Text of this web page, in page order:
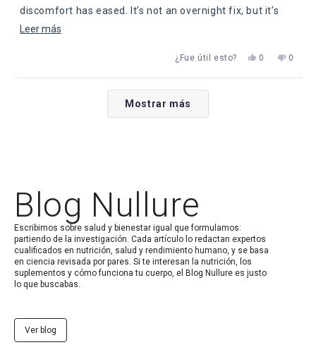
discomfort has eased. It’s not an overnight fix, but it’s
been worth the patience.
Leer más
esta
¿Fue útil esto?
Sí,
reseña
0
votaron
No,
reseña
0
Cargando...
Mostrar más
Blog Nullure
Escribimos sobre salud y bienestar igual que formulamos:
partiendo de la investigación. Cada artículo lo redactan expertos
cualificados en nutrición, salud y rendimiento humano, y se basa
en ciencia revisada por pares. Si te interesan la nutrición, los
suplementos y cómo funciona tu cuerpo, el Blog Nullure es justo
lo que buscabas.
Ver blog